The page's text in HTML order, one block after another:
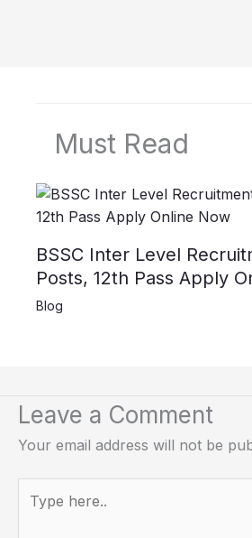
Must Read
BSSC Inter Level
Posts, 12th Pass Apply
Blog
Leave a Comment
Your email address will not be
here..